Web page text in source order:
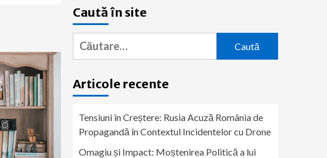
Caută în site
Caută
după:
Articole recente
Tensiuni în Creștere: Rusia Acuză România de
Propagandă în Contextul Incidentelor cu Drone
Omagiu și Impact: Moștenirea Politică a lui